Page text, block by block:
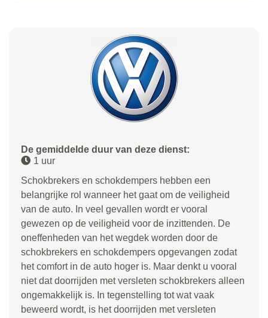
De gemiddelde duur van deze dienst:
1 uur
Schokbrekers en schokdempers hebben een
belangrijke rol wanneer het gaat om de veiligheid
van de auto. In veel gevallen wordt er vooral
gewezen op de veiligheid voor de inzittenden. De
oneffenheden van het wegdek worden door de
schokbrekers en schokdempers opgevangen zodat
het comfort in de auto hoger is. Maar denkt u vooral
niet dat doorrijden met versleten schokbrekers alleen
ongemakkelijk is. In tegenstelling tot wat vaak
beweerd wordt, is het doorrijden met versleten